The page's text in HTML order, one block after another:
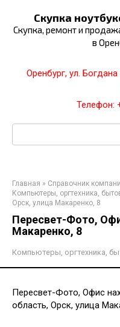
контенту
Скупка
Скупка, ремонт и
в
Оренбург, ул.
Телефон:
Поиск:
Главная » Справочник
Компьютеры, оргтехника,
Орск, улица Макаренко, 8
Пересвет-Фото,
Макаренко, 8
Компьютеры, оргтехника,
Пересвет-Фото, Офис
область, Орск, улица